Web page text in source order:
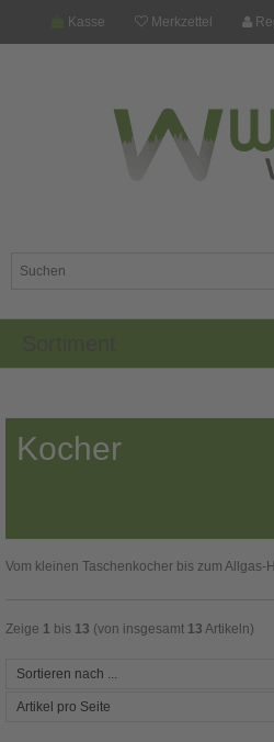
Kasse Merkzettel
Kocher
Vom kleinen Taschenkocher bis zum Allgas-
Zeige 1 bis 13 (von insgesamt 13 Artikeln)